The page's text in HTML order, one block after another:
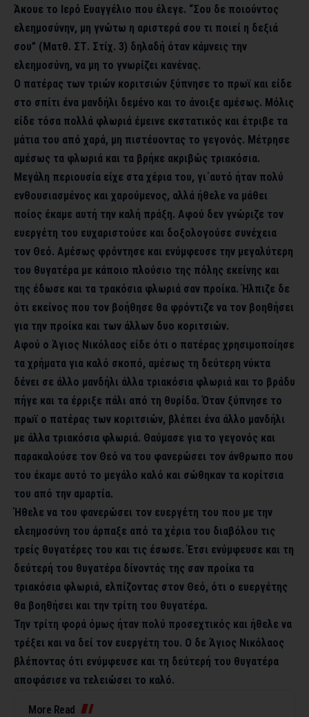
Άκουε το Ιερό Ευαγγέλιο που έλεγε. “Σου δε ποιούντος
ελεημοσύνην, μη γνώτω η αριστερά σου τι ποιεί η δεξιά
σου” (Ματθ. ΣΤ. Στίχ. 3) δηλαδή όταν κάμνεις την
ελεημοσύνη, να μη το γνωρίζει κανένας.
Ο πατέρας των τριών κοριτσιών ξύπνησε το πρωϊ και είδε
στο σπίτι ένα μανδήλι δεμένο και το άνοιξε αμέσως. Μόλις
είδε τόσα πολλά φλωριά έμεινε εκστατικός και έτριβε τα
μάτια του από χαρά, μη πιστέυοντας το γεγονός. Μέτρησε
αμέσως τα φλωριά και τα βρήκε ακριβώς τριακόσια.
Μεγάλη περιουσία είχε στα χέρια του, γι΄αυτό ήταν πολύ
ενθουσιασμένος και χαρούμενος, αλλά ήθελε να μάθει
ποίος έκαμε αυτή την καλή πράξη. Αφού δεν γνώριζε τον
ευεργέτη του ευχαριστούσε και δοξολογούσε συνέχεια
τον Θεό. Αμέσως φρόντησε και ενύμφευσε την μεγαλύτερη
του θυγατέρα με κάποιο πλούσιο της πόλης εκείνης και
της έδωσε και τα τρακόσια φλωριά σαν προίκα. Ήλπιζε δε
ότι εκείνος που τον βοήθησε θα φρόντιζε να τον βοηθήσει
για την προίκα και των άλλων δυο κοριτσιών.
Αφού ο Άγιος Νικόλαος είδε ότι ο πατέρας χρησιμοποίησε
τα χρήματα για καλό σκοπό, αμέσως τη δεύτερη νύκτα
δένει σε άλλο μανδήλι άλλα τριακόσια φλωριά και το βράδυ
πήγε και τα έρριξε πάλι από τη θυρίδα. Όταν ξύπνησε το
πρωϊ ο πατέρας των κοριτσιών, βλέπει ένα άλλο μανδήλι
με άλλα τριακόσια φλωριά. Θαύμασε για το γεγονός και
παρακαλούσε τον Θεό να του φανερώσει τον άνθρωπο που
του έκαμε αυτό το μεγάλο καλό και σώθηκαν τα κορίτσια
του από την αμαρτία.
Ήθελε να του φανερώσει τον ευεργέτη του που με την
ελεημοσύνη του άρπαξε από τα χέρια του διαβόλου τις
τρείς θυγατέρες του και τις έσωσε. Έτσι ενύμφευσε και τη
δεύτερή του θυγατέρα δίνοντάς της σαν προίκα τα
τριακόσια φλωριά, ελπίζοντας στον Θεό, ότι ο ευεργέτης
θα βοηθήσει και την τρίτη του θυγατέρα.
Την τρίτη φορά όμως ήταν πολύ προσεχτικός και ήθελε να
τρέξει και να δεί τον ευεργέτη του. Ο δε Άγιος Νικόλαος
βλέποντας ότι ενύμφευσε και τη δεύτερή του θυγατέρα
αποφάσισε να τελειώσει το καλό.
More Read